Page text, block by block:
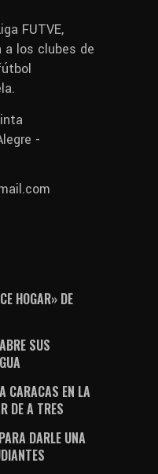
FUTVE,
los clubes de
-
HOGAR» DE
SUS
CARACAS EN LA
DE A TRES
DARLE UNA